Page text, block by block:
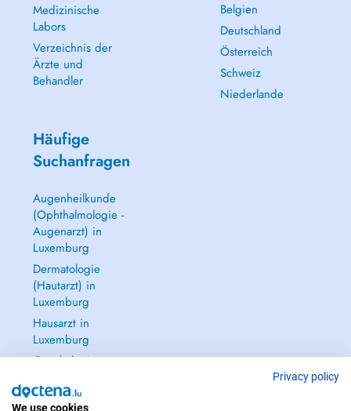
Medizinische
Labors
Verzeichnis der
Ärzte und
Behandler
Belgien
Deutschland
Österreich
Schweiz
Niederlande
Häufige
Suchanfragen
Augenheilkunde
(Ophthalmologie -
Augenarzt) in
Luxemburg
Dermatologie
(Hautarzt) in
Luxemburg
Hausarzt in
Luxemburg
Gynäkologie
Frauenheilkunde)
Privacy policy
We use cookies